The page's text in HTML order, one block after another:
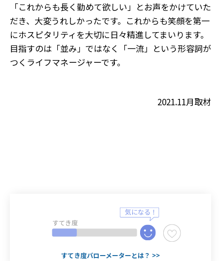
「これからも長く勤めて欲しい」とお声をかけていた
だき、大変うれしかったです。これからも笑顔を第一
にホスピタリティを大切に日々精進してまいります。
目指すのは「並み」ではなく「一流」という形容詞が
つくライフマネージャーです。
2021.11月取材
すてき度
すてき度バローメーターとは？ >>